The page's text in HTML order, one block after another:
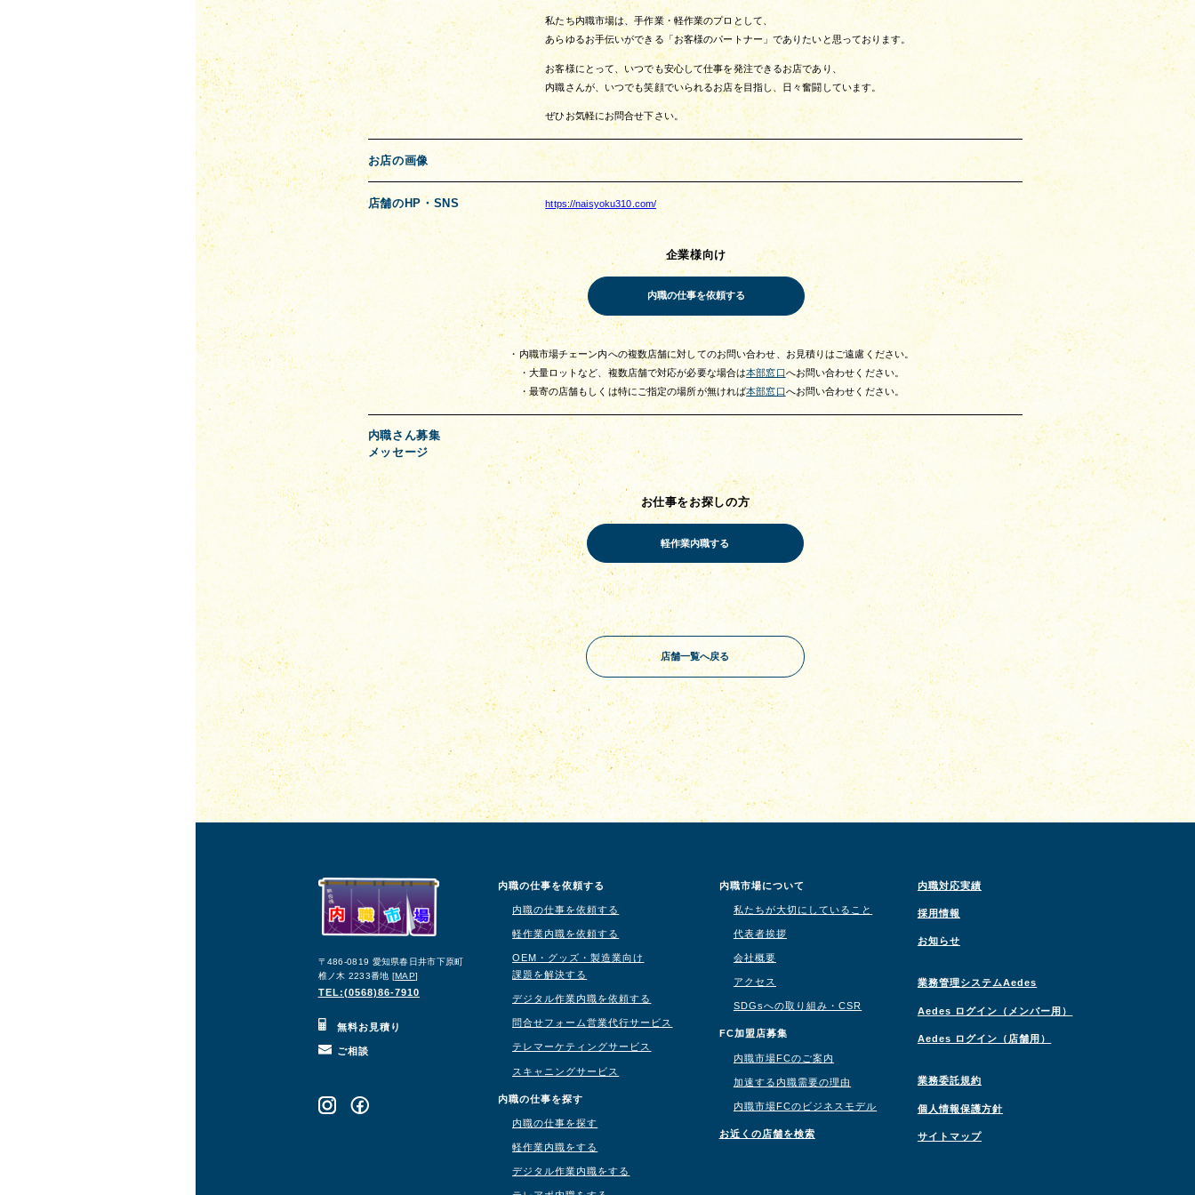
私たち内職市場は、手作業・軽作業のプロとして、
あらゆるお手伝いができる「お客様のパートナー」でありたいと思っております。
お客様にとって、いつでも安心して仕事を発注できるお店であり、
内職さんが、いつでも笑顔でいられるお店を目指し、日々奮闘しています。
ぜひお気軽にお問合せ下さい。
お店の画像
店舗のHP・SNS https://naisyoku310.com/
企業様向け
・内職市場チェーン内への複数店舗に対してのお問い合わせ、お見積りはご遠慮ください。
・大量ロットなど、複数店舗で対応が必要な場合は本部窓口へお問い合わせください。
・最寄の店舗もしくは特にご指定の場所が無ければ本部窓口へお問い合わせください。
内職さん募集
メッセージ
お仕事をお探しの方
店舗一覧へ戻る
〒486-0819 愛知県春日井市下原町
椎ノ木 2233番地 [MAP]
TEL:(0568)86-7910
無料お見積り
ご相談
内職の仕事を依頼する
内職の仕事を依頼する
軽作業内職を依頼する
OEM・グッズ・製造業向け
課題を解決する
デジタル作業内職を依頼する
問合せフォーム営業代行サービス
テレマーケティングサービス
スキャニングサービス
内職の仕事を探す
内職の仕事を探す
軽作業内職をする
デジタル作業内職をする
内職市場について
私たちが大切にしていること
代表者挨拶
会社概要
アクセス
SDGsへの取り組み・CSR
FC加盟店募集
内職市場FCのご案内
加速する内職需要の理由
内職市場FCのビジネスモデル
お近くの店舗を検索
内職対応実績
採用情報
お知らせ
業務管理システムAedes
Aedes ログイン（メンバー用）
Aedes ログイン（店舗用）
業務委託規約
個人情報保護方針
サイトマップ